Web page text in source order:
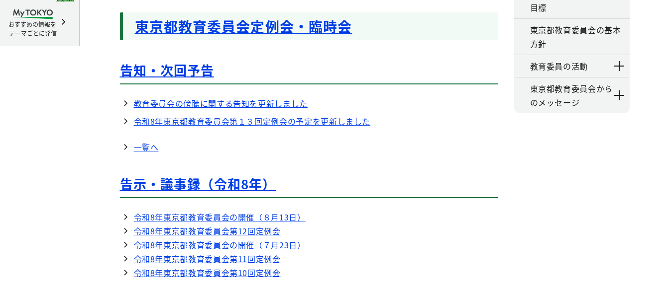
おすすめの情報を
テーマごとに発信
東京都教育委員会定例会・臨時会
告知・次回予告
教育委員会の傍聴に関する告知を更新しました
令和8年東京都教育委員会第１３回定例会の予定を更新しました
一覧へ
告示・議事録（令和8年）
令和8年東京都教育委員会の開催（８月13日）
令和8年東京都教育委員会第12回定例会
令和8年東京都教育委員会の開催（７月23日）
令和8年東京都教育委員会第11回定例会
令和8年東京都教育委員会第10回定例会
目標
東京都教育委員会の基本
方針
教育委員の活動
東京都教育委員会から
のメッセージ